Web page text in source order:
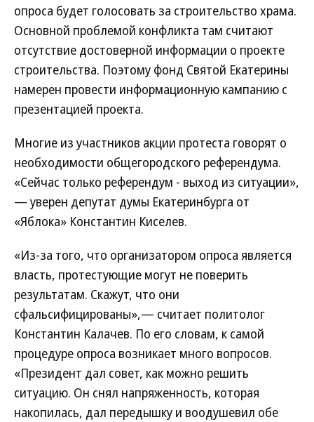
опроса будет голосовать за строительство храма.
Основной проблемой конфликта там считают
отсутствие достоверной информации о проекте
строительства. Поэтому фонд Святой Екатерины
намерен провести информационную кампанию с
презентацией проекта.
Многие из участников акции протеста говорят о
необходимости общегородского референдума.
«Сейчас только референдум - выход из ситуации»,
— уверен депутат думы Екатеринбурга от
«Яблока» Константин Киселев.
«Из-за того, что организатором опроса является
власть, протестующие могут не поверить
результатам. Скажут, что они
сфальсифицированы»,— считает политолог
Константин Калачев. По его словам, к самой
процедуре опроса возникает много вопросов.
«Президент дал совет, как можно решить
ситуацию. Он снял напряженность, которая
накопилась, дал передышку и воодушевил обе